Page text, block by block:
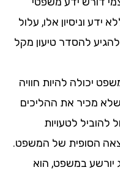
וניסיון אלו, עלול
להסדר טיעון מקל
להיות חוויה
את ההליכים
לטעויות
הסופית של המשפט.
במשפט, הוא